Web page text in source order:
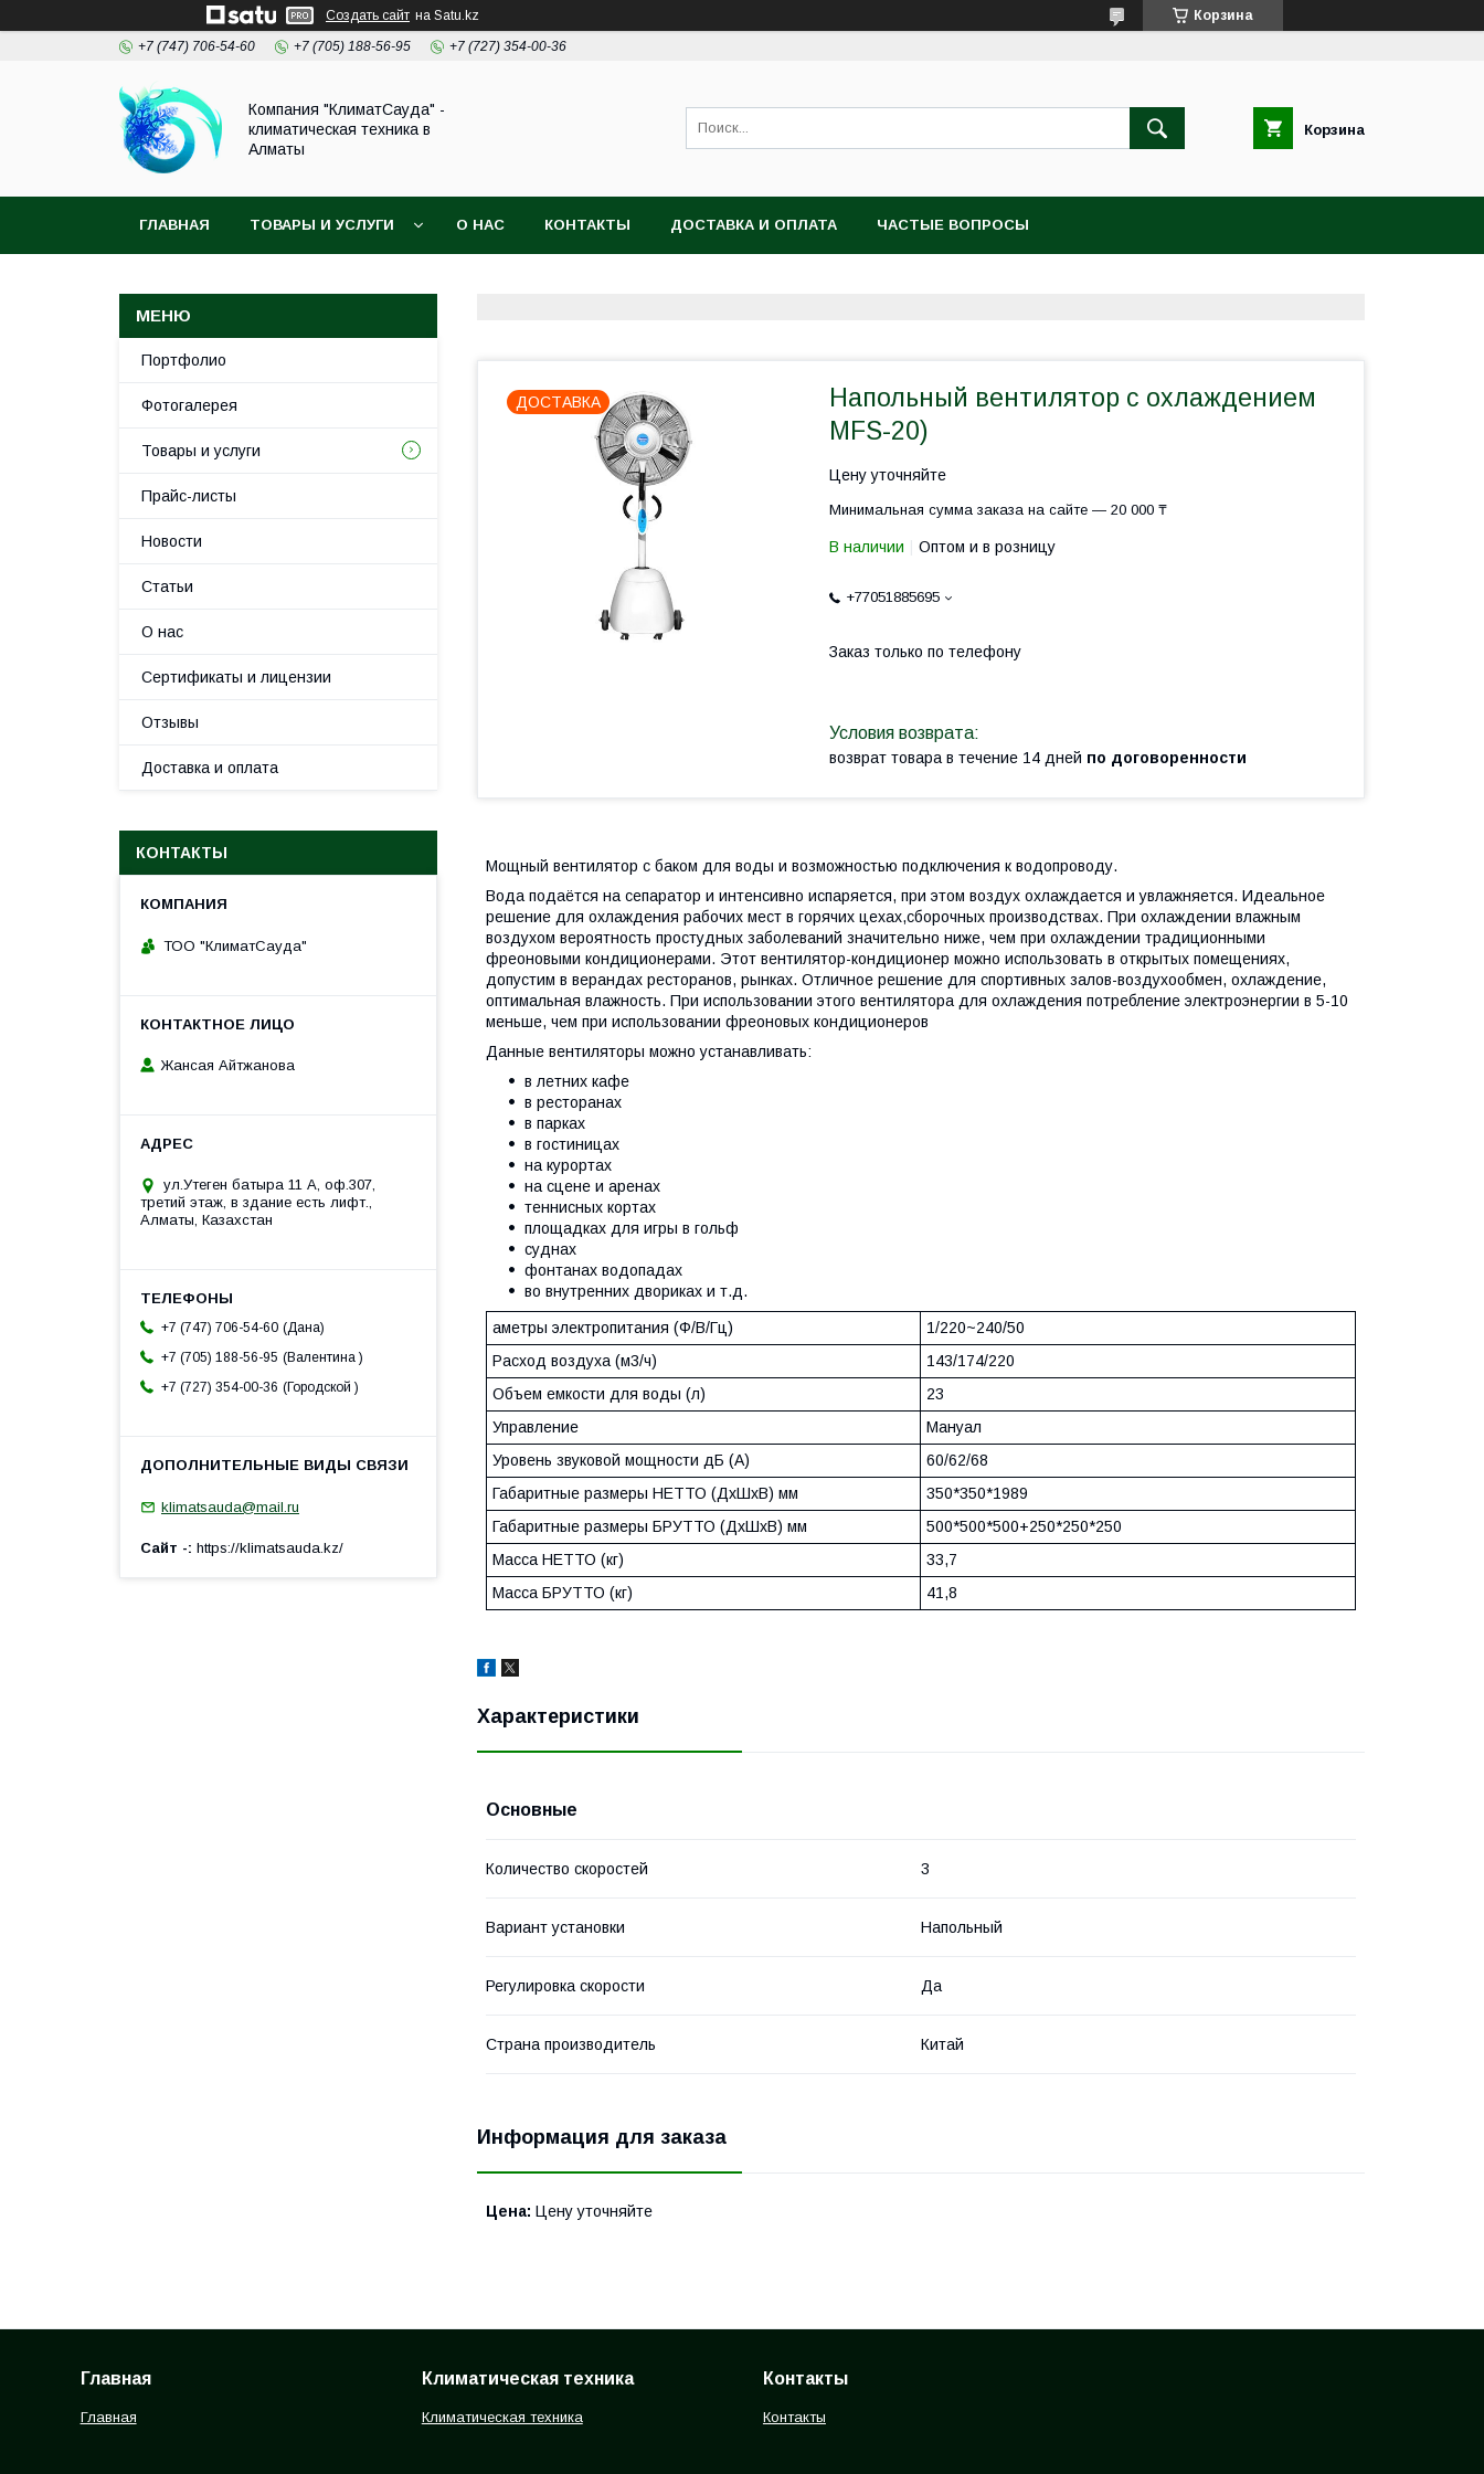
Создать сайт на Satu.kz Корзина
+7 (747) 706-54-60 +7 (705) 188-56-95 +7 (727) 354-00-36
Компания "КлиматСауда" -
климатическая техника в
Алматы
Корзина
ГЛАВНАЯ ТОВАРЫ И УСЛУГИ О НАС КОНТАКТЫ ДОСТАВКА И ОПЛАТА ЧАСТЫЕ ВОПРОСЫ
ДОСТАВКА
Напольный вентилятор с охлаждением
MFS-20)
Цену уточняйте
Минимальная сумма заказа на сайте — 20 000 ₸
В наличии Оптом и в розницу
+77051885695
Заказ только по телефону
возврат товара в течение 14 дней по договоренности
Мощный вентилятор с баком для воды и возможностью подключения к водопроводу.
Вода подаётся на сепаратор и интенсивно испаряется, при этом воздух охлаждается и увлажняется. Идеальное
решение для охлаждения рабочих мест в горячих цехах,сборочных производствах. При охлаждении влажным
воздухом вероятность простудных заболеваний значительно ниже, чем при охлаждении традиционными
фреоновыми кондиционерами. Этот вентилятор-кондиционер можно использовать в открытых помещениях,
допустим в верандах ресторанов, рынках. Отличное решение для спортивных залов-воздухообмен, охлаждение,
оптимальная влажность. При использовании этого вентилятора для охлаждения потребление электроэнергии в 5-10
меньше, чем при использовании фреоновых кондиционеров
Данные вентиляторы можно устанавливать:
в летних кафе
в ресторанах
в парках
в гостиницах
на курортах
на сцене и аренах
теннисных кортах
площадках для игры в гольф
суднах
фонтанах водопадах
во внутренних двориках и т.д.
аметры электропитания (Ф/В/Гц)
1/220~240/50
Расход воздуха (м3/ч)
143/174/220
Объем емкости для воды (л)
23
Управление
Мануал
Уровень звуковой мощности дБ (А)
60/62/68
Габаритные размеры НЕТТО (ДxШxВ) мм
350*350*1989
Габаритные размеры БРУТТО (ДxШxВ) мм
500*500*500+250*250*250
Масса НЕТТО (кг)
33,7
Масса БРУТТО (кг)
41,8
Характеристики
Основные
Количество скоростей 3
Вариант установки Напольный
Регулировка скорости Да
Страна производитель Китай
Информация для заказа
Цена: Цену уточняйте
Портфолио
Фотогалерея
Товары и услуги
Прайс-листы
Новости
Статьи
О нас
Сертификаты и лицензии
Отзывы
Доставка и оплата
КОНТАКТЫ
ТОО "КлиматСауда"
Жансая Айтжанова
ул.Утеген батыра 11 А, оф.307,
третий этаж, в здание есть лифт.,
Алматы, Казахстан
+7 (747) 706-54-60 Дана
+7 (705) 188-56-95
Валентина
+7 (727) 354-00-36
Городской
klimatsauda@mail.ru
Сайт - https://klimatsauda.kz/
Главная
Главная
Климатическая техника
Климатическая техника
Контакты
Контакты